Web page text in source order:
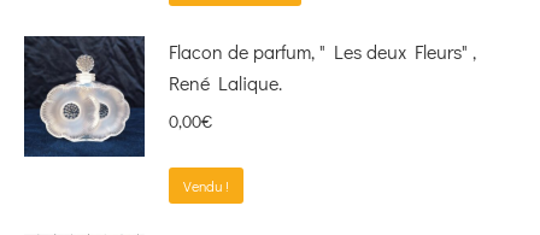
Flacon de parfum, " Les deux Fleurs" ,
René Lalique.
0,00€
Vendu !